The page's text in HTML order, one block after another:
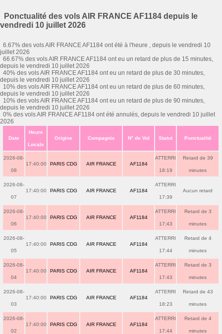
Ponctualité des vols AIR FRANCE AF1184 depuis le
vendredi 10 juillet 2026
6.67% des vols AIR FRANCE AF1184 ont été à l'heure , depuis le vendredi 10
juillet 2026
66.67% des vols AIR FRANCE AF1184 ont eu un retard de plus de 15 minutes,
depuis le vendredi 10 juillet 2026
40% des vols AIR FRANCE AF1184 ont eu un retard de plus de 30 minutes,
depuis le vendredi 10 juillet 2026
10% des vols AIR FRANCE AF1184 ont eu un retard de plus de 60 minutes,
depuis le vendredi 10 juillet 2026
10% des vols AIR FRANCE AF1184 ont eu un retard de plus de 90 minutes,
depuis le vendredi 10 juillet 2026
0% des vols AIR FRANCE AF1184 ont été annulés, depuis le vendredi 10 juillet
2026
Date
Heure
Locale
Origine Compagnie N° de Vol Statut Ponctualité
2026-08-
08
17:40:00 PARIS CDG AIR FRANCE AF1184
ATTERRI
18:19
Retard de 39
minutes
2026-08-
07
17:40:00 PARIS CDG AIR FRANCE AF1184
ATTERRI
17:39
Aucun retard
2026-08-
06
17:40:00 PARIS CDG AIR FRANCE AF1184
ATTERRI
17:43
Retard de 3
minutes
2026-08-
05
17:40:00 PARIS CDG AIR FRANCE AF1184
ATTERRI
17:44
Retard de 4
minutes
2026-08-
04
17:40:00 PARIS CDG AIR FRANCE AF1184
ATTERRI
17:43
Retard de 3
minutes
2026-08-
03
17:40:00 PARIS CDG AIR FRANCE AF1184
ATTERRI
18:23
Retard de 43
minutes
2026-08-
02
17:40:00 PARIS CDG AIR FRANCE AF1184
ATTERRI
17:44
Retard de 4
minutes